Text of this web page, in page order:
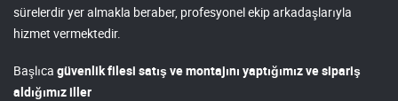
sürelerdir yer almakla beraber, profesyonel ekip arkadaşlarıyla
hizmet vermektedir.
Başlıca güvenlik filesi satış ve montajını yaptığımız ve sipariş
aldığımız iller